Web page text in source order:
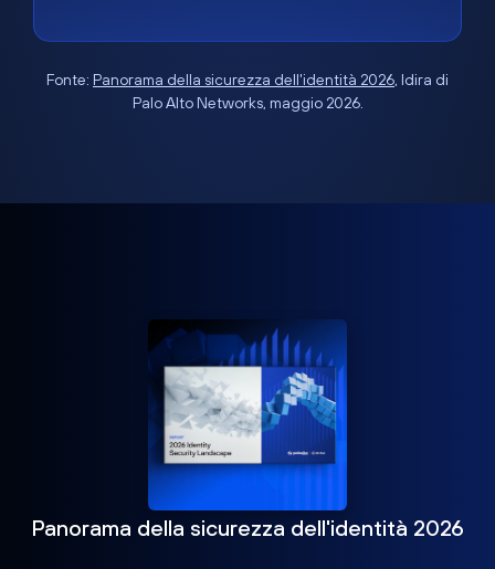
Fonte: Panorama della sicurezza dell'identità 2026, Idira di
Palo Alto Networks, maggio 2026.
Panorama della sicurezza dell'identità 2026